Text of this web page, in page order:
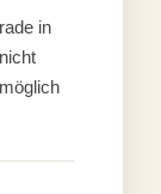
in